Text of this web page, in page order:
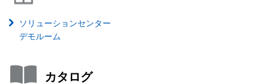
ソリューションセンター
デモルーム
カタログ